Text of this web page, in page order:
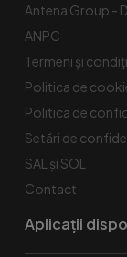
Antena Group -
ANPC
Termeni și
Politica de
Politica de
Setări de
SAL și SOL
Contact
Aplicații